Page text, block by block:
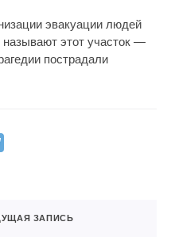
эвакуации людей
этот участок —
пострадали
ЗАПИСЬ